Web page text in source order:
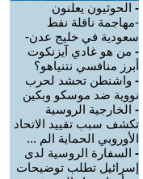
- الحوثيون يعلنون
-مهاجمة ناقلة نفط
سعودية في خليج عدن-
- من هو غادي آيزنكوت
أبرز منافسي نتنياهو؟
- واشنطن تحشد لحرب
نووية ضد موسكو وبكين
- الخارجية الروسية
تكشف سبب تقييد الاتحاد
الأوروبي الحماية الم ...
- السفارة الروسية لدى
إسرائيل تطلب توضيحات